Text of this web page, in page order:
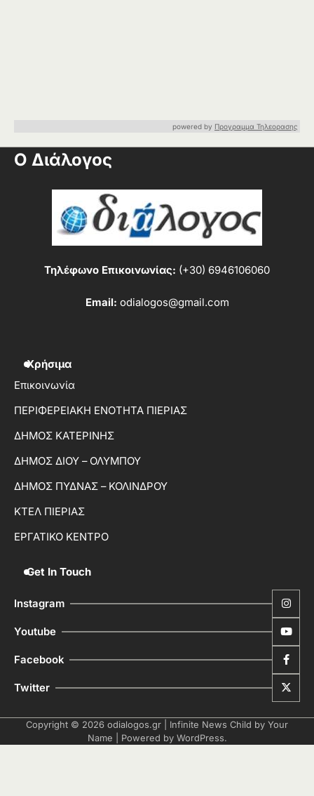
powered by Προγραμμα Τηλεορασης
Ο Διάλογος
Τηλέφωνο Επικοινωνίας: (+30) 6946106060
Email: odialogos@gmail.com
Χρήσιμα
Επικοινωνία
ΠΕΡΙΦΕΡΕΙΑΚΗ ΕΝΟΤΗΤΑ ΠΙΕΡΙΑΣ
ΔΗΜΟΣ ΚΑΤΕΡΙΝΗΣ
ΔΗΜΟΣ ΔΙΟΥ – ΟΛΥΜΠΟΥ
ΔΗΜΟΣ ΠΥΔΝΑΣ – ΚΟΛΙΝΔΡΟΥ
ΚΤΕΛ ΠΙΕΡΙΑΣ
ΕΡΓΑΤΙΚΟ ΚΕΝΤΡΟ
Get In Touch
Instagram
Youtube
Facebook
Twitter
Copyright © 2026 odialogos.gr | Infinite News Child by Your
Name | Powered by WordPress.